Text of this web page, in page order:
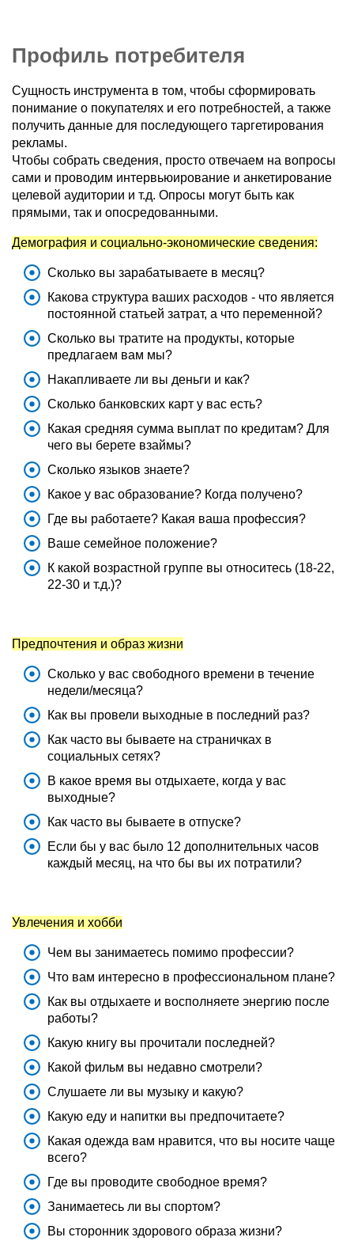
Профиль потребителя
Сущность инструмента в том, чтобы сформировать
понимание о покупателях и его потребностей, а также
получить данные для последующего таргетирования
рекламы.
Чтобы собрать сведения, просто отвечаем на вопросы
сами и проводим интервьюирование и анкетирование
целевой аудитории и т.д. Опросы могут быть как
прямыми, так и опосредованными.
Демография и социально-экономические сведения:
Сколько вы зарабатываете в месяц?
Какова структура ваших расходов - что является
постоянной статьей затрат, а что переменной?
Сколько вы тратите на продукты, которые
предлагаем вам мы?
Накапливаете ли вы деньги и как?
Сколько банковских карт у вас есть?
Какая средняя сумма выплат по кредитам? Для
чего вы берете взаймы?
Сколько языков знаете?
Какое у вас образование? Когда получено?
Где вы работаете? Какая ваша профессия?
Ваше семейное положение?
К какой возрастной группе вы относитесь (18-22,
22-30 и т.д.)?
Предпочтения и образ жизни
Сколько у вас свободного времени в течение
недели/месяца?
Как вы провели выходные в последний раз?
Как часто вы бываете на страничках в
социальных сетях?
В какое время вы отдыхаете, когда у вас
выходные?
Как часто вы бываете в отпуске?
Если бы у вас было 12 дополнительных часов
каждый месяц, на что бы вы их потратили?
Увлечения и хобби
Чем вы занимаетесь помимо профессии?
Что вам интересно в профессиональном плане?
Как вы отдыхаете и восполняете энергию после
работы?
Какую книгу вы прочитали последней?
Какой фильм вы недавно смотрели?
Слушаете ли вы музыку и какую?
Какую еду и напитки вы предпочитаете?
Какая одежда вам нравится, что вы носите чаще
всего?
Где вы проводите свободное время?
Занимаетесь ли вы спортом?
Вы сторонник здорового образа жизни?